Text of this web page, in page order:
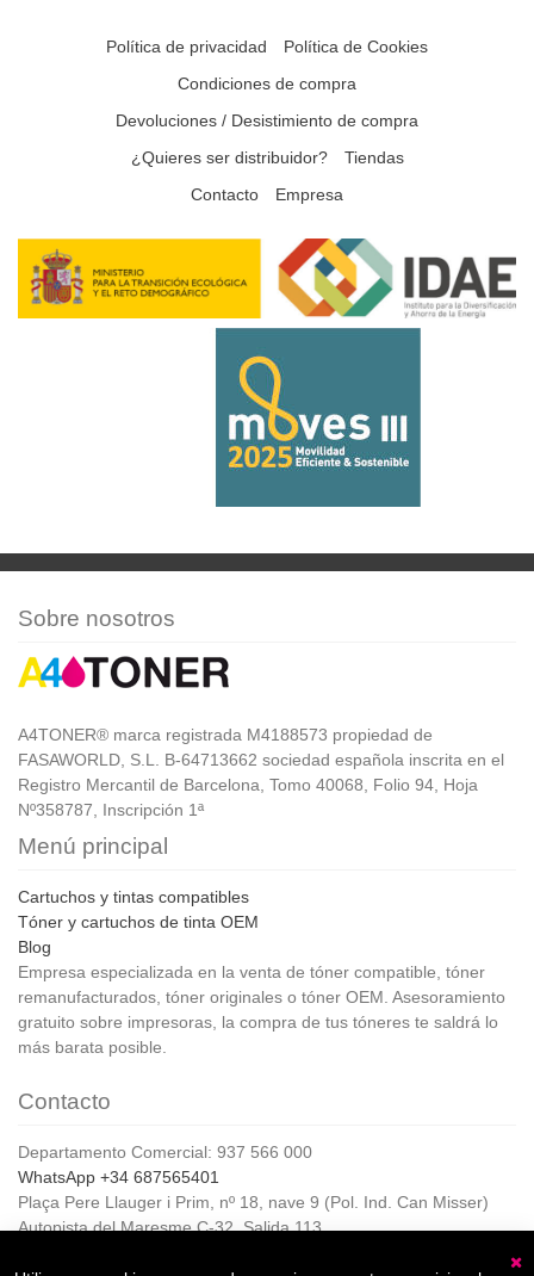
Política de privacidad
Política de Cookies
Condiciones de compra
Devoluciones / Desistimiento de compra
¿Quieres ser distribuidor?
Tiendas
Contacto
Empresa
Sobre nosotros
A4TONER® marca registrada M4188573 propiedad de
FASAWORLD, S.L. B-64713662 sociedad española inscrita en el
Registro Mercantil de Barcelona, Tomo 40068, Folio 94, Hoja
Nº358787, Inscripción 1ª
Menú principal
Cartuchos y tintas compatibles
Tóner y cartuchos de tinta OEM
Blog
Empresa especializada en la venta de tóner compatible, tóner
remanufacturados, tóner originales o tóner OEM. Asesoramiento
gratuito sobre impresoras, la compra de tus tóneres te saldrá lo
más barata posible.
Contacto
Departamento Comercial: 937 566 000
WhatsApp +34 687565401
Plaça Pere Llauger i Prim, nº 18, nave 9 (Pol. Ind. Can Misser)
Autopista del Maresme C-32, Salida 113